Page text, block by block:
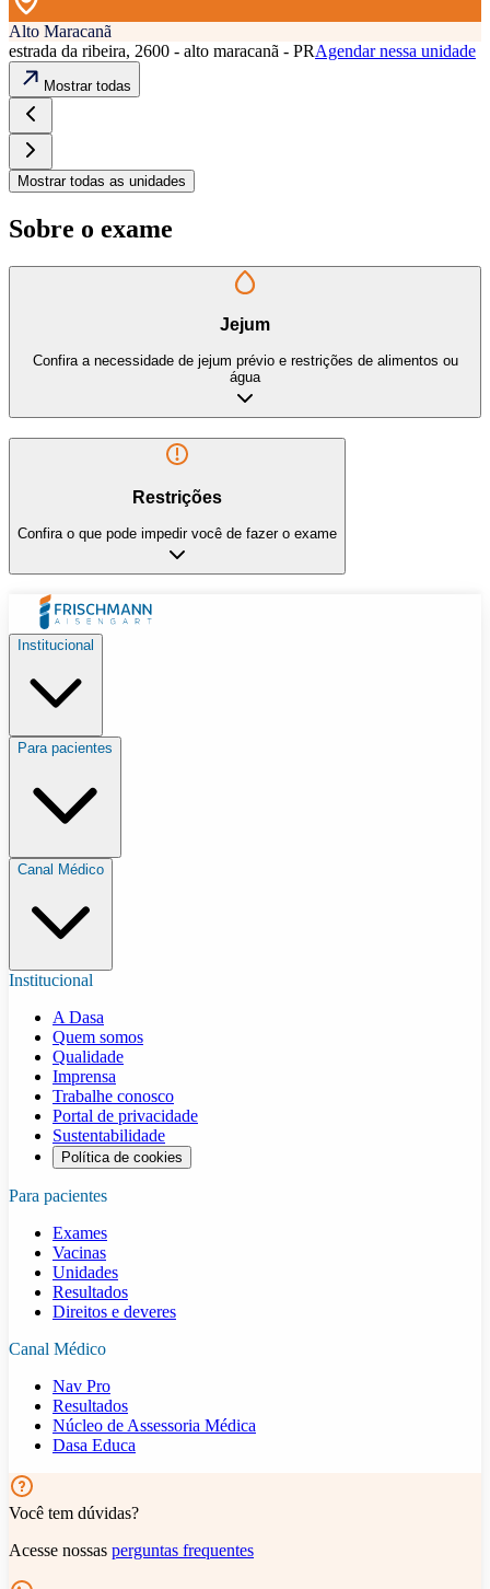
Alto Maracanã
estrada da ribeira, 2600 - alto maracanã - PRAgendar nessa unidade
Mostrar todas
Mostrar todas as unidades
Sobre o exame
Jejum
Confira a necessidade de jejum prévio e restrições de alimentos ou
água
Restrições
Confira o que pode impedir você de fazer o exame
Institucional
Para pacientes
Canal Médico
Institucional
A Dasa
Quem somos
Qualidade
Imprensa
Trabalhe conosco
Portal de privacidade
Sustentabilidade
Política de cookies
Para pacientes
Exames
Vacinas
Unidades
Resultados
Direitos e deveres
Canal Médico
Nav Pro
Resultados
Núcleo de Assessoria Médica
Dasa Educa
Você tem dúvidas?
Acesse nossas perguntas frequentes